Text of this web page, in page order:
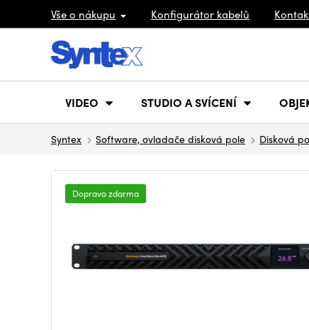
Vše o nákupu Konfigurátor kabelů
VIDEO STUDIO A SVÍCENÍ
Syntex Software, ovladače disková pole Disková
Doprava zdarma